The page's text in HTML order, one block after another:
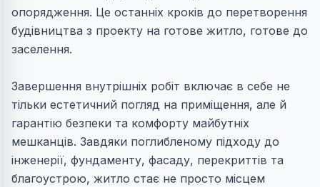
опорядження. Це останніх кроків до перетворення
будівництва з проекту на готове житло, готове до
заселення.
Завершення внутрішніх робіт включає в себе не
тільки естетичний погляд на приміщення, але й
гарантію безпеки та комфорту майбутніх
мешканців. Завдяки поглибленому підходу до
інженерії, фундаменту, фасаду, перекриттів та
благоустрою, житло стає не просто місцем